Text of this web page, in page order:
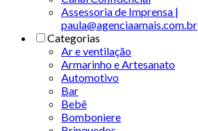
Assessoria de Imprensa |
paula@agenciaamais.com.br
Categorias
Ar e ventilação
Armarinho e Artesanato
Automotivo
Bar
Bebê
Bomboniere